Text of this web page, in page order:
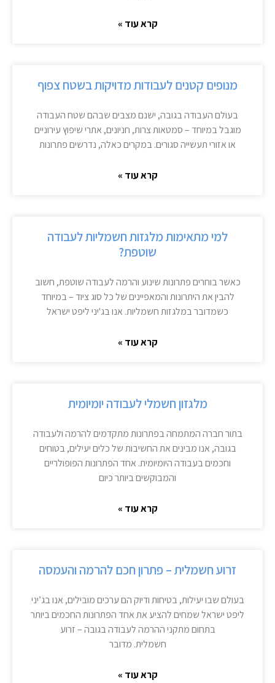
קרא עוד »
מנופים קטנים לעבודות מדויקות בשטח צפוף
בעולם העבודה בגובה, ישנם מצבים שבהם שטח העבודה
מוגבל במיוחד – סמטאות צרות, חניונים, אתרי שיפוץ עירוניים
או אזורי תעשייה סגורים. במקרים כאלה, נדרשים פתרונות
קרא עוד »
למי מתאימות מלגזות חשמליות לעבודה
שוטפת?
כאשר בוחרים פתרונות שינוע והרמה לעבודה שוטפת, חשוב
להבין את היתרונות והמאפיינים של כל סוג ציוד – במיוחד
כשמדובר במלגזות חשמליות. אנו בג'יני ליפט ישראל
קרא עוד »
מלגזון חשמלי לעבודה יומיומית
בתור חברה המתמחה בפתרונות מתקדמים להרמה ולעבודה
בגובה, אנו מבינים את החשיבות של כלים יעילים, בטוחים
וחכמים בעבודה היומיומית. אחד הפתרונות הפופולריים
והמבוקשים ביותר כיום
קרא עוד »
זרוע חשמלית – פתרון חכם להרמה והעמסה
בעולם שבו יעילות, בטיחות ודיוק הם ערכים מובילים, אנו בג’יני
ליפט ישראל שמחים להציע את אחד הפתרונות החכמים ביותר
בתחום מתקני ההרמה לעבודה בגובה – זרוע
חשמלית. מדובר
קרא עוד »